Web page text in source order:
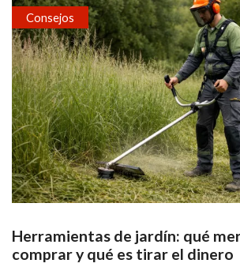
Consejos
Herramientas de jardín: qué
comprar y qué es tirar el dinero